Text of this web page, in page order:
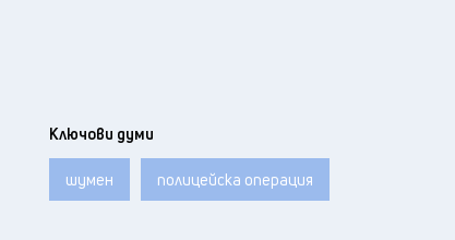
Ключови думи
шумен полицейска операция